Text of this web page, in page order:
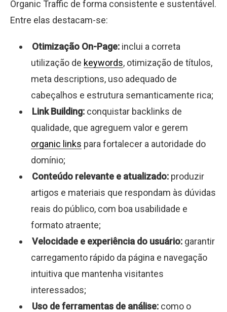
Organic Traffic de forma consistente e sustentável.
Entre elas destacam-se:
Otimização On-Page: inclui a correta
utilização de keywords, otimização de títulos,
meta descriptions, uso adequado de
cabeçalhos e estrutura semanticamente rica;
Link Building: conquistar backlinks de
qualidade, que agreguem valor e gerem
organic links para fortalecer a autoridade do
domínio;
Conteúdo relevante e atualizado: produzir
artigos e materiais que respondam às dúvidas
reais do público, com boa usabilidade e
formato atraente;
Velocidade e experiência do usuário: garantir
carregamento rápido da página e navegação
intuitiva que mantenha visitantes
interessados;
Uso de ferramentas de análise: como o